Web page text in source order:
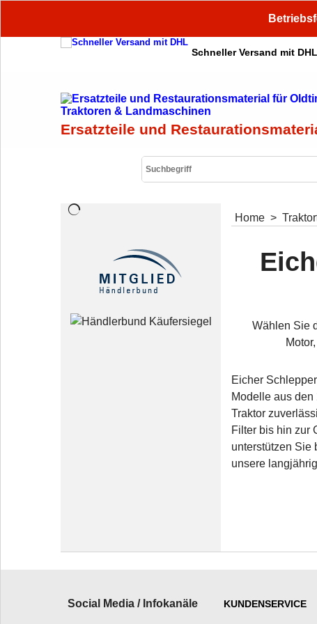
Schneller Versand mit DHL
Ersatzteile und
Home >
Wählen Sie
Eicher
Modelle aus
Traktor
Filter bis hin zur
unterstützen Sie
unsere
Social Media / Infokanäle
KUNDENSERVICE